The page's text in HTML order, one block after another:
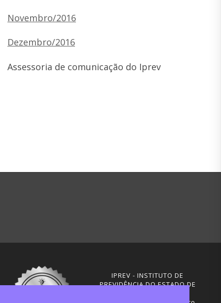
Novembro/2016
Dezembro/2016
Assessoria de comunicação do Iprev
IPREV - INSTITUTO DE
PREVIDÊNCIA DO ESTADO DE